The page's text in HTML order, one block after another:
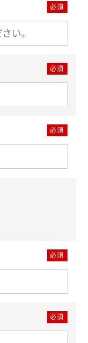
必須
必須
必須
必須
必須